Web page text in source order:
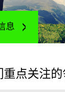
息
重点关注的